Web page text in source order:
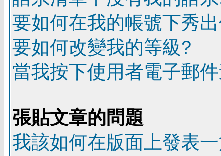
要如何在我的帳號下秀
要如何改變我的等級?
當我按下使用者電子郵
張貼文章的問題
我該如何在版面上發表